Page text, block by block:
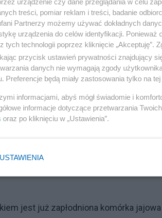
matki. W USA zwrócono uwagę
otoczone opieką i ratowane w miarę
świat w wyniku nie do końca
,https://
).
Dopuszcza aborcję do 12
zagrożenie życia lub zdrowia
aborcja w sytuacji ciężkiego i
poza organizmem matki. Po
PiS-owski) uznał, że zagrożenie
furtkę do aborcji na życzenie bez
jest już zapłodniona komórka
treści, pomiar reklam i treści, badanie
Partnerzy możemy używać dokładnych
urządzenia do celów identyfikacji. Ponieważ
tych technologii poprzez kliknięcie „Akceptuję”.
przycisk ustawień prywatności znajdujący
danych nie wymagają zgody
Preferencje będą miały zastosowania tylko na
informacjami, abyś mógł świadomie i
informacje dotyczące przetwarzania
oraz po kliknięciu w „Ustawienia”.
USTAWIENIA